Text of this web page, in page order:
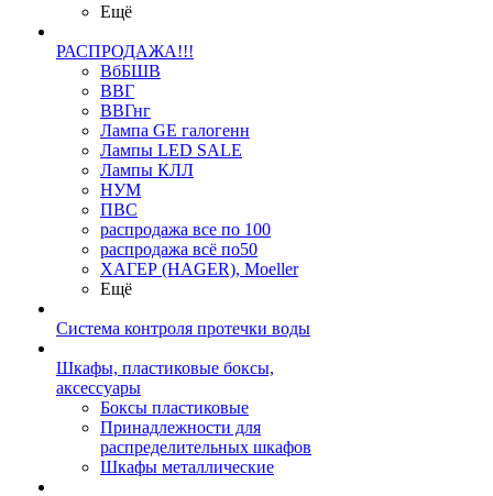
Ещё
РАСПРОДАЖА!!!
ВбБШВ
ВВГ
ВВГнг
Лампа GE галогенн
Лампы LED SALE
Лампы КЛЛ
НУМ
ПВС
распродажа все по 100
распродажа всё по50
ХАГЕР (HAGER), Moeller
Ещё
Система контроля протечки воды
Шкафы, пластиковые боксы,
аксессуары
Боксы пластиковые
Принадлежности для
распределительных шкафов
Шкафы металлические